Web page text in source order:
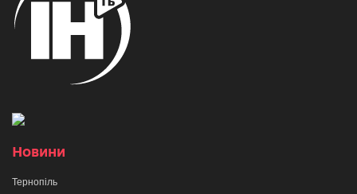
Новини
Тернопіль